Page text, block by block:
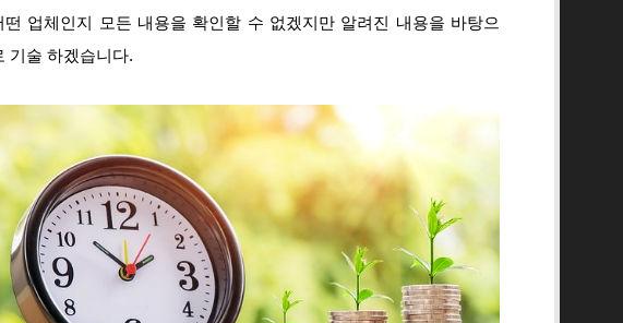
떤 업체인지 모든 내용을 확인할 수 없겠지만 알려진 내용을 바탕으
기술 하겠습니다.